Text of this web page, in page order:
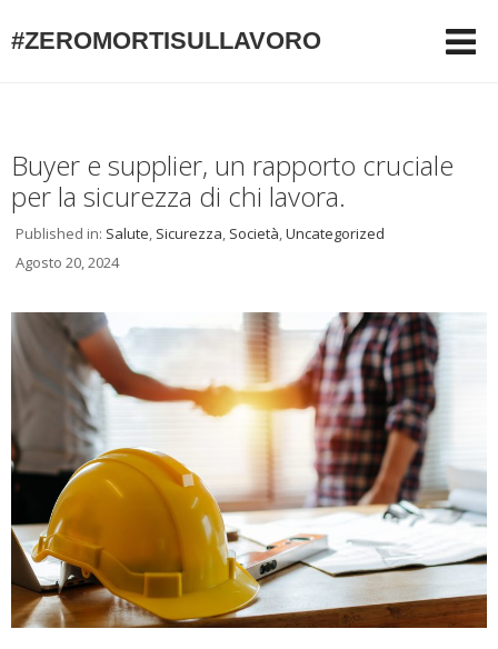
#ZEROMORTISULLAVORO
Buyer e supplier, un rapporto cruciale
per la sicurezza di chi lavora.
Published in: Salute, Sicurezza, Società,Uncategorized
Agosto 20, 2024